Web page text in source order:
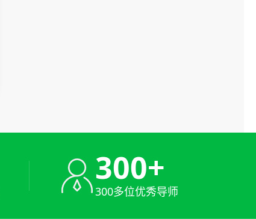
300+
300多位优秀导师